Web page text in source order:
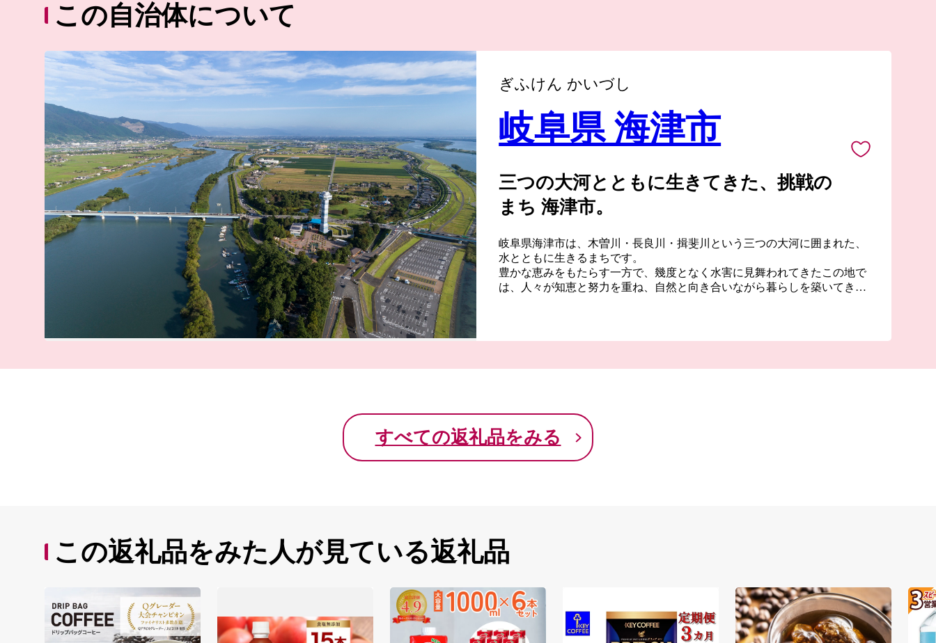
この自治体について
ぎふけん かいづし
岐阜県 海津市
三つの大河とともに生きてきた、挑戦の
まち 海津市。
岐阜県海津市は、木曽川・長良川・揖斐川という三つの大河に囲まれた、
水とともに生きるまちです。
豊かな恵みをもたらす一方で、幾度となく水害に見舞われてきたこの地で
は、人々が知恵と努力を重ね、自然と向き合いながら暮らしを築いてきま
現在の安心な暮らしと豊かな大地を支えています。
肥沃な土壌で育つみかんや柿などの農産物は、自然の恵みと人の手が織り
皆さまからのご寄附は、この大切な自然環境や歴史の継承、地域のにぎわ
いづくり、未来を担う子どもたちの育成に活用させていただきます。
すべての返礼品をみる
この返礼品をみた人が見ている返礼品